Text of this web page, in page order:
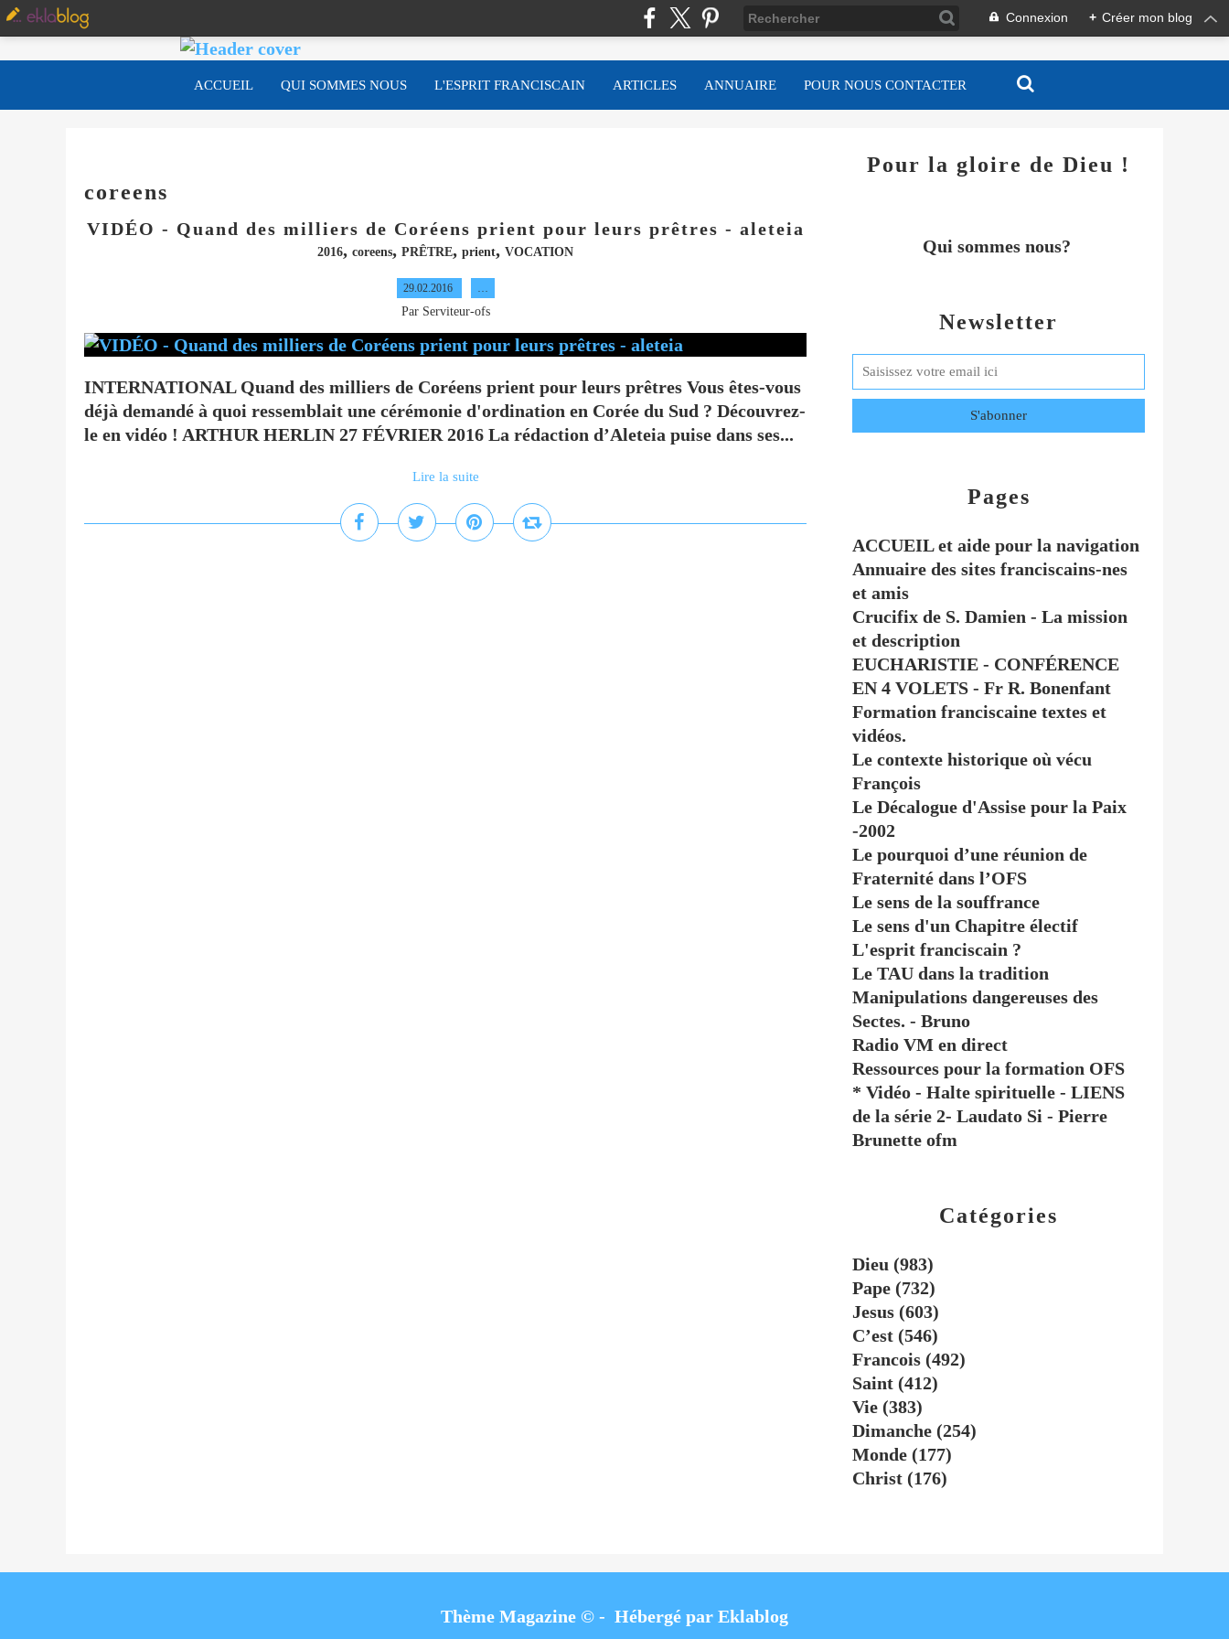
Connexion + Créer mon blog
ACCUEIL QUI SOMMES NOUS L'ESPRIT FRANCISCAIN ARTICLES ANNUAIRE POUR NOUS CONTACTER
coreens
VIDÉO - Quand des milliers de Coréens prient pour leurs prêtres - aleteia
2016, coreens, PRÊTRE, prient, VOCATION
29.02.2016 …
Par Serviteur-ofs
INTERNATIONAL Quand des milliers de Coréens prient pour leurs prêtres Vous êtes-vous
déjà demandé à quoi ressemblait une cérémonie d'ordination en Corée du Sud ? Découvrez-
le en vidéo ! ARTHUR HERLIN 27 FÉVRIER 2016 La rédaction d’Aleteia puise dans ses...
Lire la suite
Newsletter
Catégories
Dieu (983)
Pape (732)
Jesus (603)
C’est (546)
Francois (492)
Saint (412)
Vie (383)
Dimanche (254)
Monde (177)
Christ (176)
Pages
ACCUEIL et aide pour la navigation
Annuaire des sites franciscains-nes
et amis
Crucifix de S. Damien - La mission
et description
EUCHARISTIE - CONFÉRENCE
EN 4 VOLETS - Fr R. Bonenfant
Formation franciscaine textes et
vidéos.
Le contexte historique où vécu
François
Le Décalogue d'Assise pour la Paix
-2002
Le pourquoi d’une réunion de
Fraternité dans l’OFS
Le sens de la souffrance
Le sens d'un Chapitre électif
L'esprit franciscain ?
Le TAU dans la tradition
Manipulations dangereuses des
Sectes. - Bruno
Radio VM en direct
Ressources pour la formation OFS
* Vidéo - Halte spirituelle - LIENS
de la série 2- Laudato Si - Pierre
Brunette ofm
Pour la gloire de Dieu !
Qui sommes nous?
Thème Magazine © - Hébergé par Eklablog